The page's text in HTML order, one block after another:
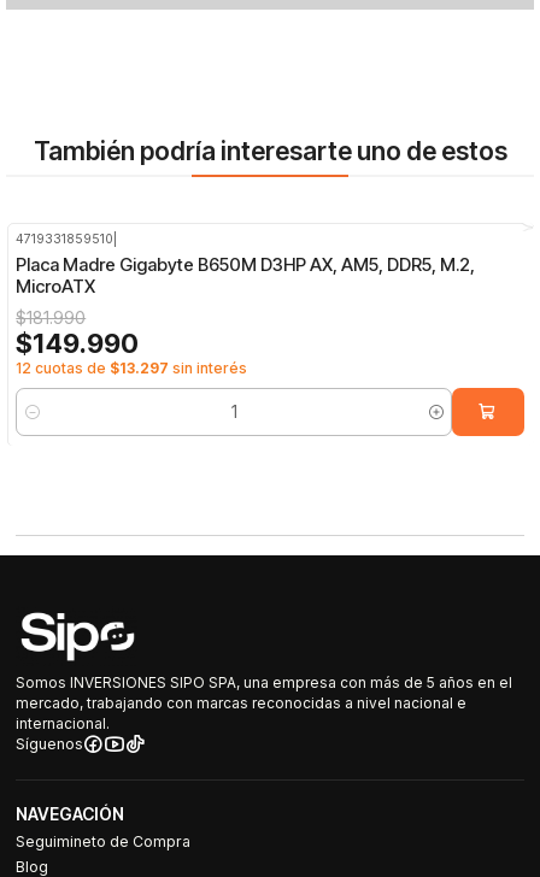
También podría interesarte uno de estos
4719331859510
Placa Madre Gigabyte B650M D3HP AX, AM5, DDR5, M.2,
MicroATX
$181.990
$149.990
12 cuotas de $13.297 sin interés
Cantidad
Somos INVERSIONES SIPO SPA, una empresa con más de 5 años en el
mercado, trabajando con marcas reconocidas a nivel nacional e
internacional.
Síguenos
NAVEGACIÓN
Seguimineto de Compra
Blog